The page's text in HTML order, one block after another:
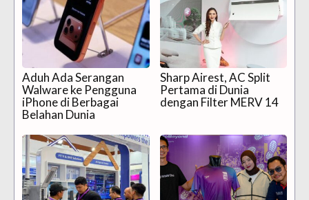
Aduh Ada Serangan
Walware ke Pengguna
iPhone di Berbagai
Belahan Dunia
Sharp Airest, AC Split
Pertama di Dunia
dengan Filter MERV 14